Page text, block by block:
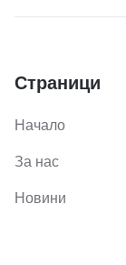
Страници
Начало
За нас
Новини